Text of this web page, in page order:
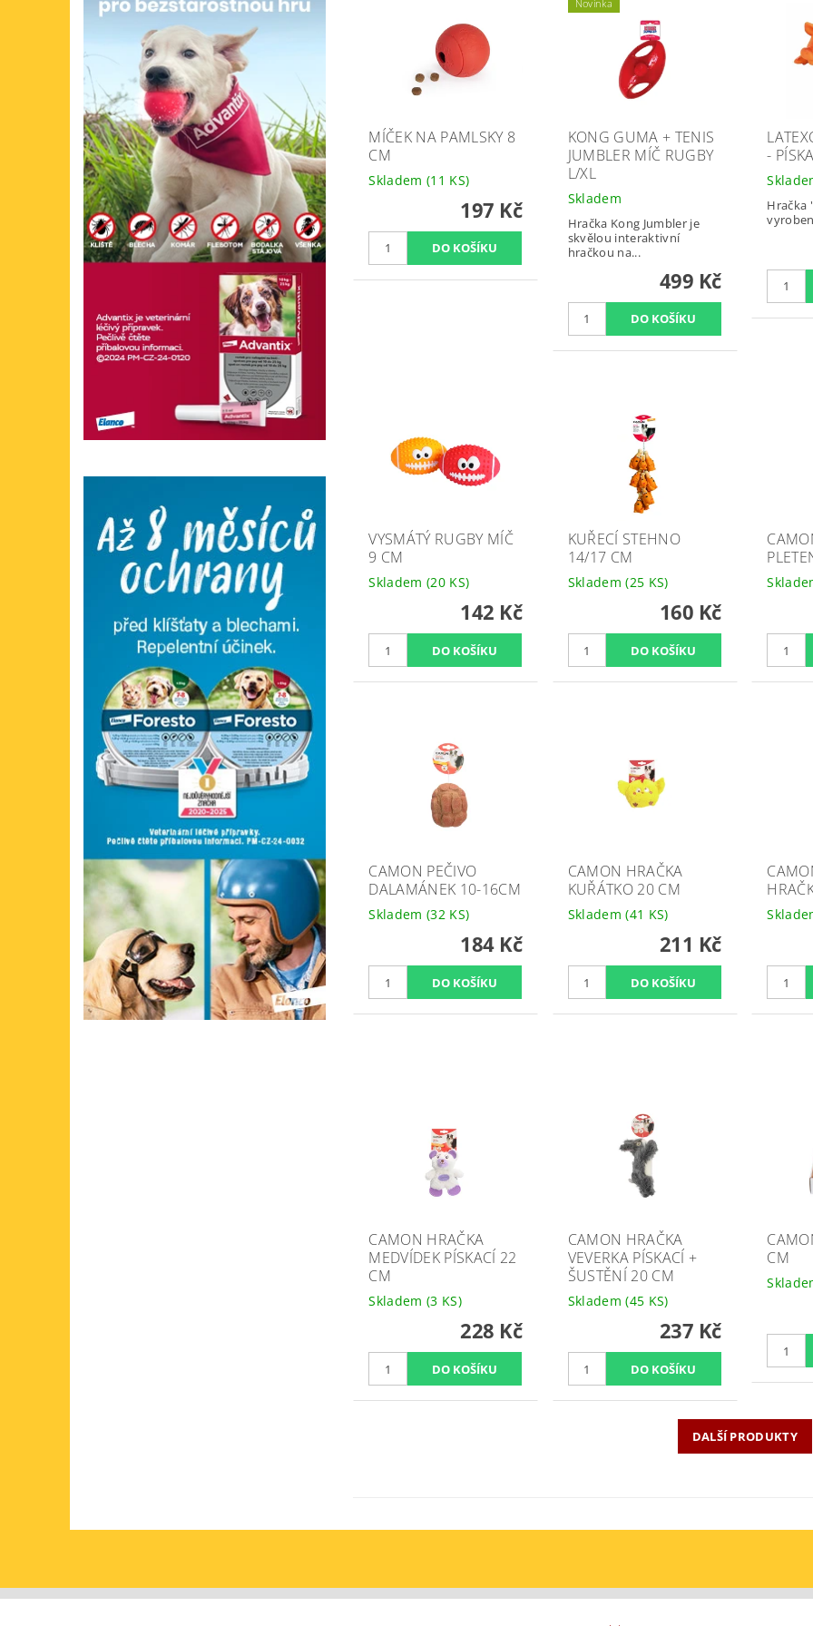
MÍČEK NA PAMLSKY 8
CM
Skladem (11 KS)
197 Kč
Novinka
KONG GUMA + TENIS
JUMBLER MÍČ RUGBY
L/XL
Skladem
Hračka Kong Jumbler je
skvělou interaktivní
hračkou na...
499 Kč
-
Hračka
VYSMÁTÝ RUGBY MÍČ
9 CM
Skladem (20 KS)
142 Kč
KUŘECÍ STEHNO
14/17 CM
Skladem(25 KS)
160 Kč
CAMON PEČIVO
DALAMÁNEK 10-16CM
Skladem (32 KS)
184 Kč
CAMON HRAČKA
KUŘÁTKO 20 CM
Skladem(41 KS)
211 Kč
CAMON HRAČKA
MEDVÍDEK PÍSKACÍ 22
CM
Skladem (3 KS)
228 Kč
CAMON HRAČKA
VEVERKA PÍSKACÍ +
ŠUSTĚNÍ 20 CM
Skladem(45 KS)
237 Kč
CM
DALŠÍ PRODUKTY